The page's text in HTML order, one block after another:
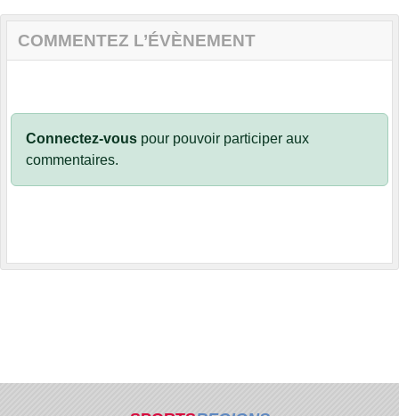
COMMENTEZ L’ÉVÈNEMENT
Connectez-vous pour pouvoir participer aux
commentaires.